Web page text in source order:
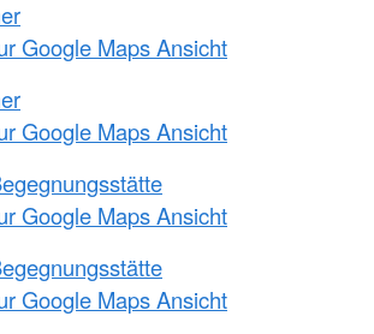
Google Maps Ansicht
Google Maps Ansicht
Google Maps Ansicht
Google Maps Ansicht